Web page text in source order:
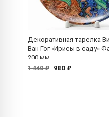
Декоративная тарелка
Ван Гог «Ирисы в саду»
200 мм.
1 440 ₽
980 ₽